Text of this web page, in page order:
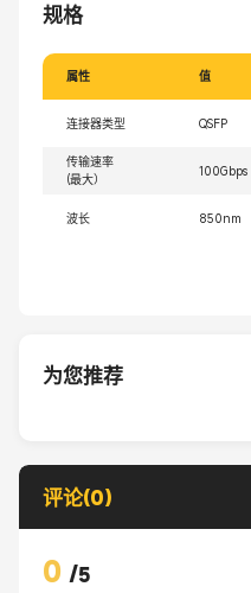
规格
属性 值
连接器类型 QSFP
传输速率
(最大）
100Gbps
波长 850nm
为您推荐
评论(0)
0 /5